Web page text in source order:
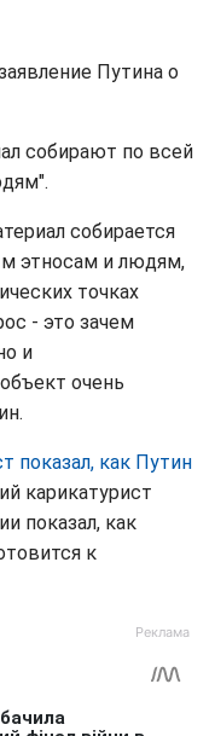
Путина о
собирают по всей
собирается
этносам и людям,
точках
- это зачем
и
очень
показал, как Путин
карикатурист
показал, как
к